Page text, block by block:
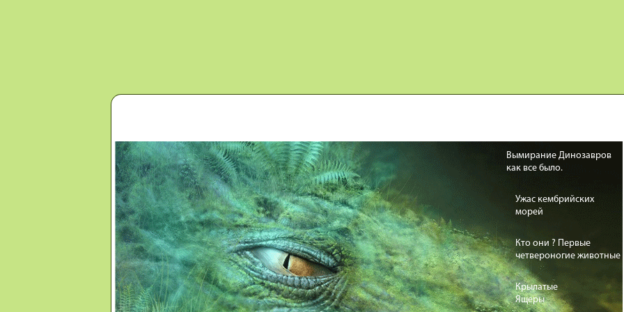
Вымирание Динозавров
как все было.
Ужас кембрийских
морей
Кто они ? Первые
четвероногие животные
Крылатые
Ящеры